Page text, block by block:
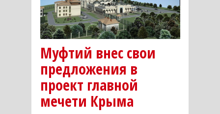
Муфтий внес свои
предложения в
проект главной
мечети Крыма